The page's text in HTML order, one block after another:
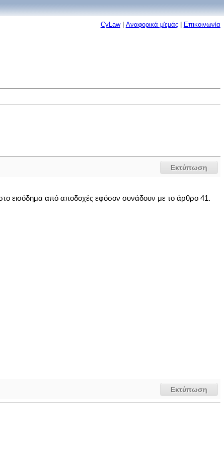
CyLaw| Αναφορικά μ'εμάς| Επικοινωνία
Εκτύπωση
εισόδημα από αποδοχές εφόσον συνάδουν με το άρθρο 41.
Εκτύπωση